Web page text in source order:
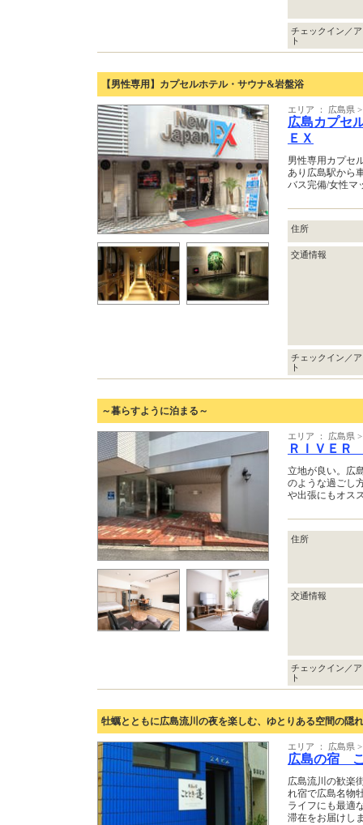
チェックイン／
ト
【男性専用】カプセルホテル・サウナ&岩盤浴
エリア ： 広島県
広島カプセ
ＥＸ
男性専用カプセ
あり広島駅から
バス完備/女性マ
住所
交通情報
チェックイン／
ト
～暮らすように泊まる～
エリア ： 広島県
ＲＩＶＥ
立地が良い。広
のような過ごし
や出張にもオス
住所
交通情報
チェックイン／
ト
牡蠣とともに広島流川の夜を楽しむ、ゆとりある空間の隠
エリア ： 広島県
広島の宿
広島流川の歓楽
れ宿で広島名物
ライフにも最適
滞在をお届けし